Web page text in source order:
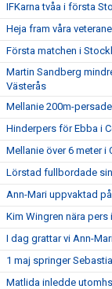
IFKarna tvåa i första
Heja fram våra
Första matchen i
Martin Sandberg
Västerås
Mellanie 200m-
Hinderpers för Ebba i
Mellanie över 6 meter i
Lörstad fullbordade
Ann-Mari uppvaktad
Kim Wingren nära pers
I dag grattar vi Ann-
1 maj springer
Matlida inledde